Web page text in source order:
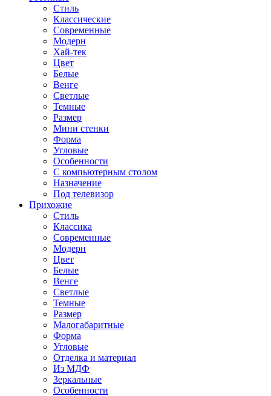
Стиль
Классические
Современные
Модерн
Хай-тек
Цвет
Белые
Венге
Светлые
Темные
Размер
Мини стенки
Форма
Угловые
Особенности
С компьютерным столом
Назначение
Под телевизор
Прихожие
Стиль
Классика
Современные
Модерн
Цвет
Белые
Венге
Светлые
Темные
Размер
Малогабаритные
Форма
Угловые
Отделка и материал
Из МДФ
Зеркальные
Особенности